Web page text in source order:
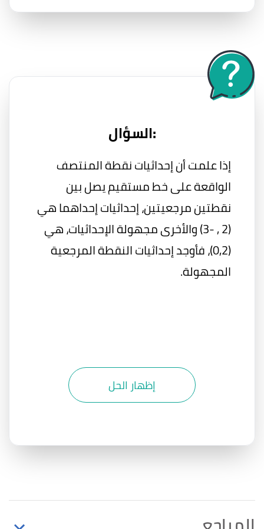
السؤال:
إذا علمت أن إحداثيات نقطة المنتصف
الواقعة على خط مستقيم يصل بين
نقطتين مرجعيتين، إحداثيات إحداهما هي
(2 , -3) والأخرى مجهولة الإحداثيات، هي
(0,2)، فأوجد إحداثيات النقطة المرجعية
المجهولة.
إظهار الحل